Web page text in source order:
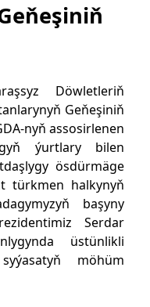
Döwletleriň
Geňeşiniň
nyň assosirlenen
ýurtlary bilen
ösdürmäge
türkmen halkynyň
başyny
Serdar
üstünlikli
möhüm